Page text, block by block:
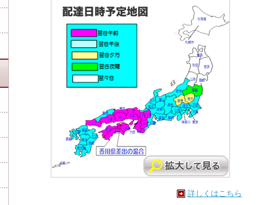
詳しくはこちら